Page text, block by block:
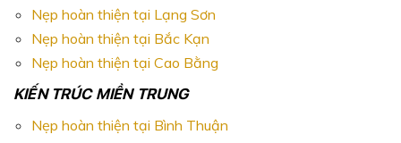
Nẹp hoàn thiện tại Lạng Sơn
Nẹp hoàn thiện tại Bắc Kạn
Nẹp hoàn thiện tại Cao Bằng
KIẾN TRÚC MIỀN TRUNG
Nẹp hoàn thiện tại Bình Thuận